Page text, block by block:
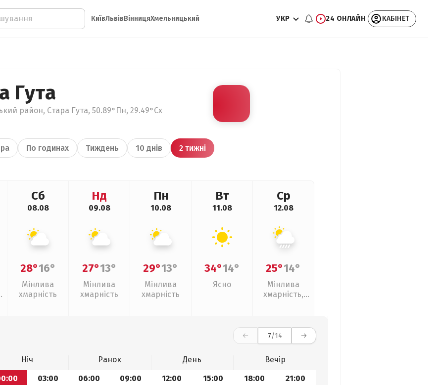
КиївЛьвівВінницяХмельницький УКР 24 ОНЛАЙН КАБІНЕТ
Гута
район, Стара Гута, 50.89°Пн, 29.49°Сх
По годинах Тиждень 10 днів 2 тижні
Сб
08.08
28°16°
Мінлива
хмарність
Нд
09.08
27°13°
Мінлива
хмарність
Пн
10.08
29°13°
Мінлива
хмарність
Вт
11.08
34°14°
Ясно
Ср
12.08
25°14°
Мінлива
хмарність,
7/14
Ніч Ранок День
Вечір
03:00 06:00 09:00 12:00 15:00 18:00 21:00